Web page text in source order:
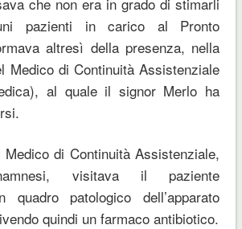
pazienti in carico al Pronto
altresì della presenza, nella
Medico di Continuità Assistenziale
al quale il signor Merlo ha
di Continuità Assistenziale,
visitava il paziente
quadro patologico dell’apparato
quindi un farmaco antibiotico.